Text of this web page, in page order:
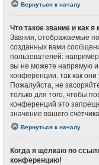
Вернуться к началу
Что такое звание и как я
Звания, отображаемые
созданных вами
пользователей:
вы не можете напрямую
конференции, так как
Пожалуйста, не
только для того, чтобы
конференций это
значение вашего
Вернуться к началу
Когда я щёлкаю по
конференцию!